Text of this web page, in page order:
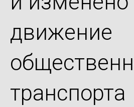
движение
транспорта